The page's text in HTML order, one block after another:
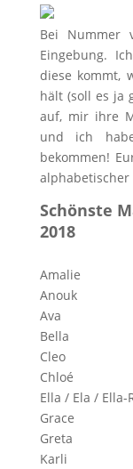
Bei Nummer
Eingebung.
diese kommt,
hält (soll es ja
auf, mir ihre
und ich
bekommen!
alphabetischer
Schönste
2018
Amalie
Anouk
Ava
Bella
Cleo
Chloé
Ella / Ela / Ella-
Grace
Greta
Karli